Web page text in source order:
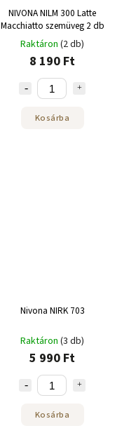
NIVONA NILM 300 Latte
Macchiatto szemüveg 2 db
Raktáron (2 db)
8 190 Ft
Kosárba
Nivona NIRK 703
Raktáron (3 db)
5 990 Ft
Kosárba